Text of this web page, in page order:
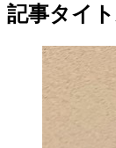
記事タイ